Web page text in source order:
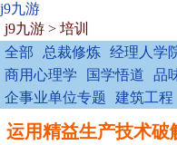
j9九游
j9九游 > 培训
全部
总裁修炼 经理人学
商用心理学
国学悟道 品
企事业单位专题
建筑工程
运用精益生产技术破